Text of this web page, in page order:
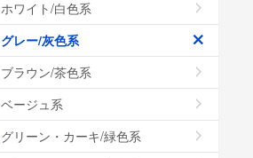
ホワイト/白色系
グレー/灰色系
ブラウン/茶色系
ベージュ系
グリーン・カーキ/緑色系